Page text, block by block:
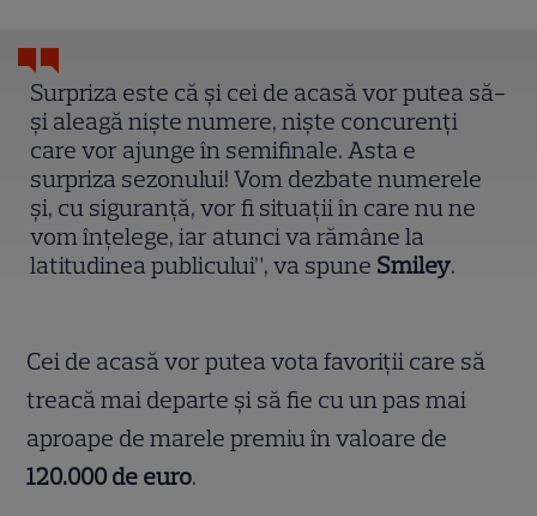
Surpriza este că și cei de acasă vor putea să-
și aleagă niște numere, niște concurenți
care vor ajunge în semifinale. Asta e
surpriza sezonului! Vom dezbate numerele
și, cu siguranță, vor fi situații în care nu ne
vom înțelege, iar atunci va rămâne la
latitudinea publicului”, va spune Smiley.
Cei de acasă vor putea vota favoriții care să
treacă mai departe și să fie cu un pas mai
aproape de marele premiu în valoare de
120.000 de euro.